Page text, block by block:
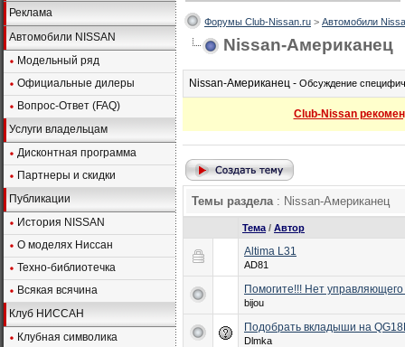
Реклама
Автомобили NISSAN
Модельный ряд
Официальные дилеры
Вопрос-Ответ (FAQ)
Услуги владельцам
Дисконтная программа
Партнеры и скидки
Публикации
История NISSAN
О моделях Ниссан
Техно-библиотечка
Всякая всячина
Клуб НИССАН
Клубная символика
Форумы Club-Nissan.ru > Автомобили
Nissan-Американец
Nissan-Американец - Обсуждение
Club-Nissan
Темы раздела: Nissan-Американец
Тема / Автор
Altima L31
AD81
Помогите!!! Нет
bijou
Подобрать вкладыши на
Dlmka